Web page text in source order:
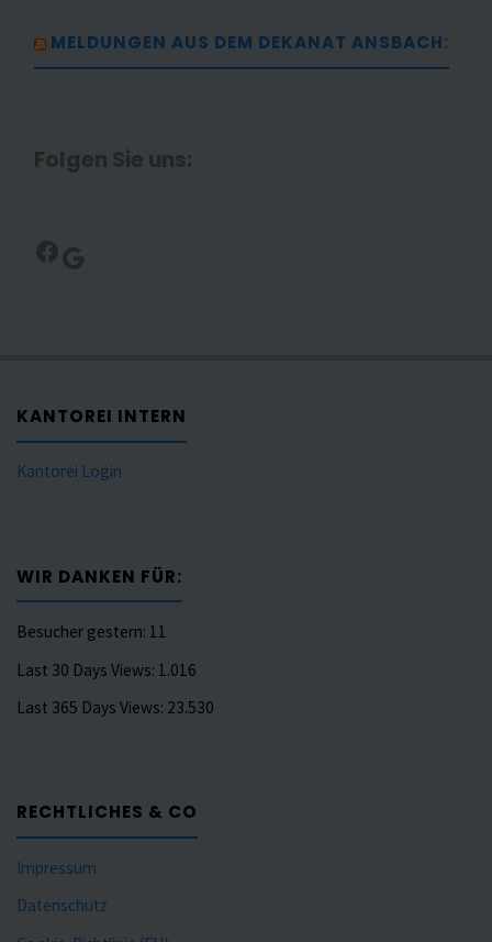
MELDUNGEN AUS DEM DEKANAT ANSBACH:
Folgen Sie uns:
Facebook
Google
KANTOREI INTERN
Kantorei Login
WIR DANKEN FÜR:
Besucher gestern: 11
Last 30 Days Views: 1.016
Last 365 Days Views: 23.530
RECHTLICHES & CO
Impressum
Datenschutz